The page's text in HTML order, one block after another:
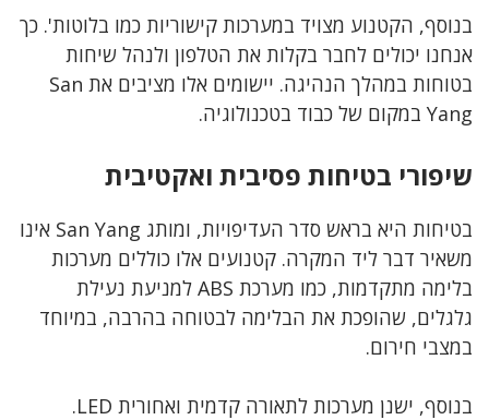
בנוסף, הקטנוע מצויד במערכות קישוריות כמו בלוטות'. כך
אנחנו יכולים לחבר בקלות את הטלפון ולנהל שיחות
בטוחות במהלך הנהיגה. יישומים אלו מציבים את San
Yang במקום של כבוד בטכנולוגיה.
שיפורי בטיחות פסיבית ואקטיבית
בטיחות היא בראש סדר העדיפויות, ומותג San Yang אינו
משאיר דבר ליד המקרה. קטנועים אלו כוללים מערכות
בלימה מתקדמות, כמו מערכת ABS למניעת נעילת
גלגלים, שהופכת את הבלימה לבטוחה בהרבה, במיוחד
במצבי חירום.
בנוסף, ישנן מערכות לתאורה קדמית ואחורית LED.